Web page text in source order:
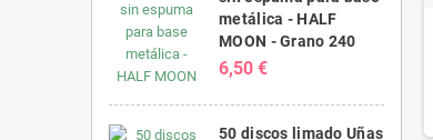
metálica - HALF
MOON - Grano 240
6,50 €
50 discos limado Uñas